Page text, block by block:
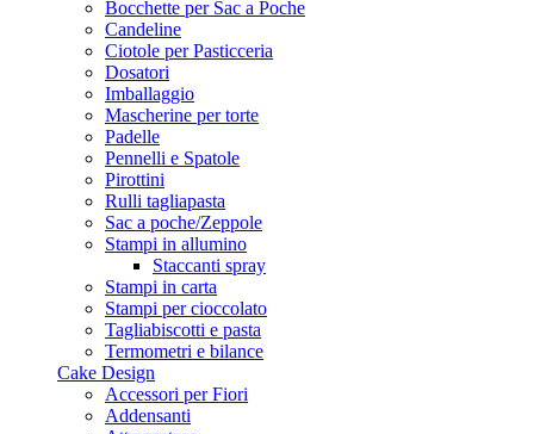
Bocchette per Sac a Poche
Candeline
Ciotole per Pasticceria
Dosatori
Imballaggio
Mascherine per torte
Padelle
Pennelli e Spatole
Pirottini
Rulli tagliapasta
Sac a poche/Zeppole
Stampi in allumino
Staccanti spray
Stampi in carta
Stampi per cioccolato
Tagliabiscotti e pasta
Termometri e bilance
Cake Design
Accessori per Fiori
Addensanti